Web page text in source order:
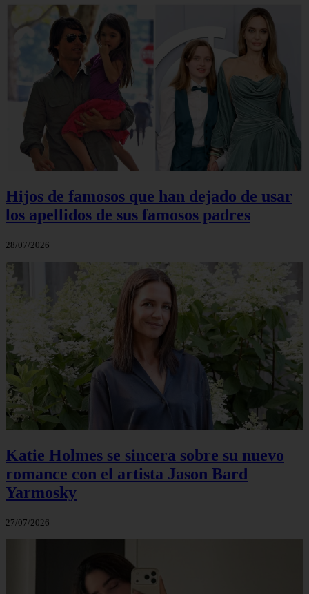
Hijos de famosos que han dejado de usar
los apellidos de sus famosos padres
28/07/2026
Katie Holmes se sincera sobre su nuevo
romance con el artista Jason Bard
Yarmosky
27/07/2026